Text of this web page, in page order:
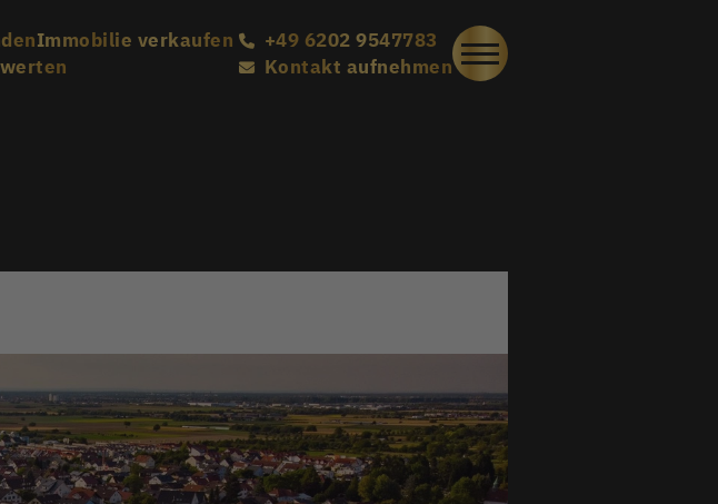
Immobilie verkaufen
+49 6202 9547783
Kontakt aufnehmen